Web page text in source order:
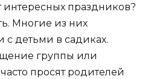
интересных праздников?
Многие из них
с детьми в садиках.
группы или
просят родителей